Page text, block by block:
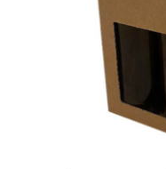
DÉTAILS